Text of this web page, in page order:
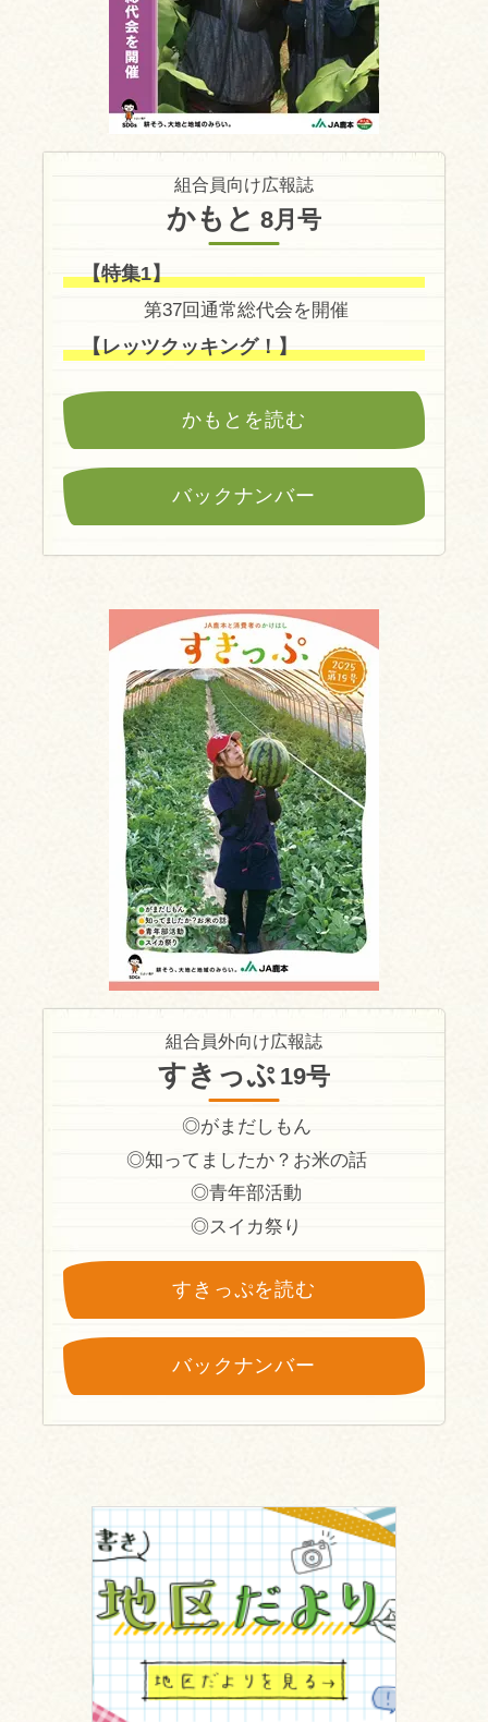
組合員向け広報誌
かもと 8月号
【特集1】
第37回通常総代会を開催
【レッツクッキング！】
かもとを読む
バックナンバー
組合員外向け広報誌
すきっぷ 19号
◎がまだしもん
◎知ってましたか？お米の話
◎青年部活動
◎スイカ祭り
すきっぷを読む
バックナンバー